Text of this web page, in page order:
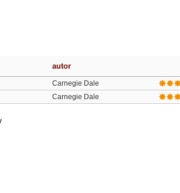
autor
Carnegie Dale
Carnegie Dale